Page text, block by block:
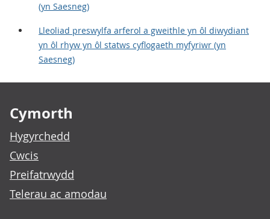
(yn Saesneg)
Lleoliad preswylfa arferol a gweithle yn ôl diwydiant
yn ôl rhyw yn ôl statws cyflogaeth myfyriwr (yn
Saesneg)
Cymorth
Hygyrchedd
Cwcis
Preifatrwydd
Telerau ac amodau